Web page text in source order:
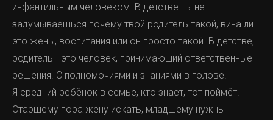
инфантильным человеком. В детстве ты не
задумываешься почему твой родитель такой, вина ли
это жены, воспитания или он просто такой. В детстве,
родитель - это человек, принимающий ответственные
решения. С полномочиями и знаниями в голове.
Я средний ребёнок в семье, кто знает, тот поймёт.
Старшему пора жену искать, младшему нужны